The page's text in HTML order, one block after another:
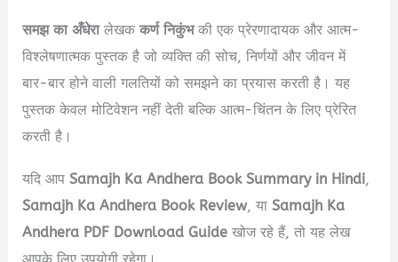
समझ का अँधेरालेखककर्ण निकुंभकी एक प्रेरणादायक और आत्म-
विश्लेषणात्मक पुस्तक है जो व्यक्ति की सोच, निर्णयों और जीवन में
बार-बार होने वाली गलतियों को समझने का प्रयास करती है। यह
पुस्तक केवल मोटिवेशन नहीं देती बल्कि आत्म-चिंतन के लिए प्रेरित
करती है।
यदि आपSamajh Ka Andhera Book Summary in Hindi,
Samajh Ka Andhera Book Review, याSamajh Ka
Andhera PDF Download Guide खोज रहे हैं, तो यह लेख